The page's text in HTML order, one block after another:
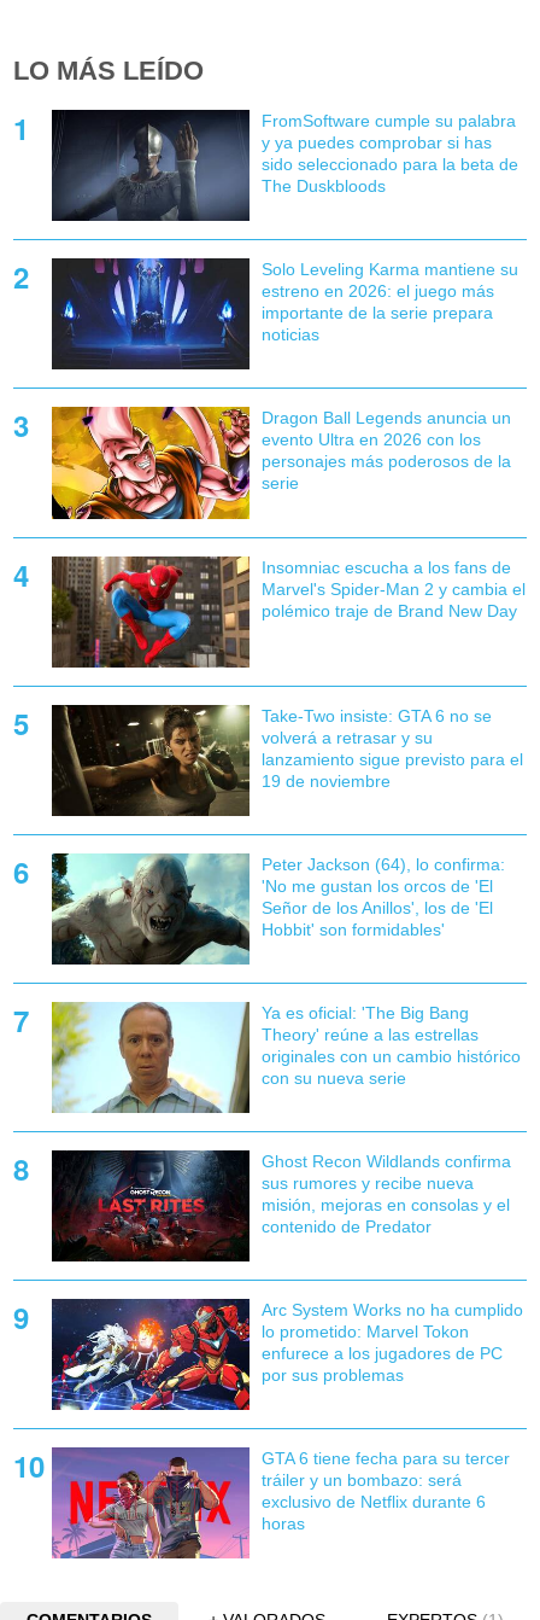
LO MÁS LEÍDO
FromSoftware cumple su palabra
y ya puedes comprobar si has
sido seleccionado para la beta de
The Duskbloods
Solo Leveling Karma mantiene su
estreno en 2026: el juego más
importante de la serie prepara
noticias
Dragon Ball Legends anuncia un
evento Ultra en 2026 con los
personajes más poderosos de la
serie
Insomniac escucha a los fans de
Marvel's Spider-Man 2 y cambia el
polémico traje de Brand New Day
Take-Two insiste: GTA 6 no se
volverá a retrasar y su
lanzamiento sigue previsto para el
19 de noviembre
Peter Jackson (64), lo confirma:
'No me gustan los orcos de 'El
Señor de los Anillos', los de 'El
Hobbit' son formidables'
Ya es oficial: 'The Big Bang
Theory' reúne a las estrellas
originales con un cambio histórico
con su nueva serie
Ghost Recon Wildlands confirma
sus rumores y recibe nueva
misión, mejoras en consolas y el
contenido de Predator
Arc System Works no ha cumplido
lo prometido: Marvel Tokon
enfurece a los jugadores de PC
por sus problemas
GTA 6 tiene fecha para su tercer
tráiler y un bombazo: será
exclusivo de Netflix durante 6
horas